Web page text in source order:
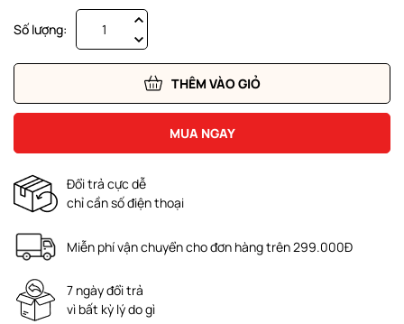
Số lượng:
THÊM VÀO GIỎ
MUA NGAY
Đổi trả cực dễ
chỉ cần số điện thoại
Miễn phí vận chuyển cho đơn hàng trên 299.000Đ
7 ngày đổi trả
vì bất kỳ lý do gì